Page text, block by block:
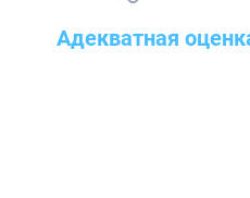
Адекватная